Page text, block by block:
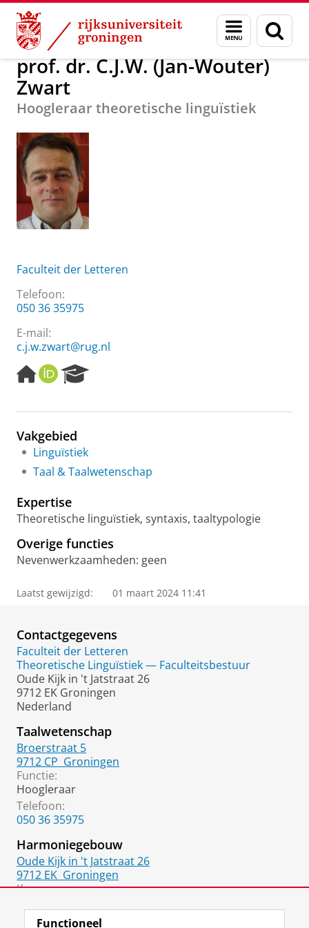
Skip
Content
Skip
Navigation
Menu
en
zoeken
Over ons prof. dr. C.J.W. (Jan-Wouter) Zwart
prof. dr. C.J.W. (Jan-Wouter)
Zwart
Hoogleraar theoretische linguïstiek
Faculteit der Letteren
Telefoon:
050 36 35975
E-mail:
c.j.w.zwart@rug.nl
H
o
e
a
g
e
O
R
I
e
h
t
a
l
Vakgebied
Linguïstiek
Taal & Taalwetenschap
Expertise
Theoretische linguïstiek, syntaxis, taaltypologie
Overige functies
Nevenwerkzaamheden: geen
Laatst gewijzigd: 01 maart 2024 11:41
Contactgegevens
Faculteit der Letteren
Theoretische Linguïstiek — Faculteitsbestuur
Oude Kijk in 't Jatstraat 26
9712 EK Groningen
Nederland
Taalwetenschap
Broerstraat 5
9712 CP Groningen
Functie:
Hoogleraar
Telefoon:
050 36 35975
Harmoniegebouw
Oude Kijk in 't Jatstraat 26
9712 EK Groningen
Kamer:
Functioneel